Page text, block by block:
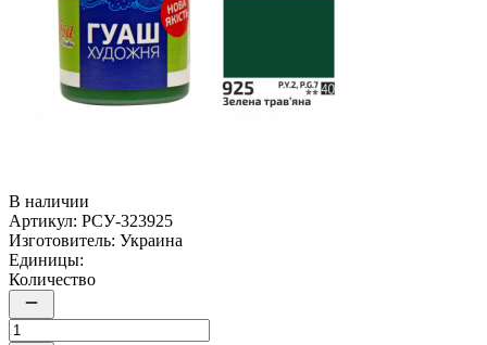
В наличии
Артикул: РСУ-323925
Изготовитель: Украина
Единицы:
Количество